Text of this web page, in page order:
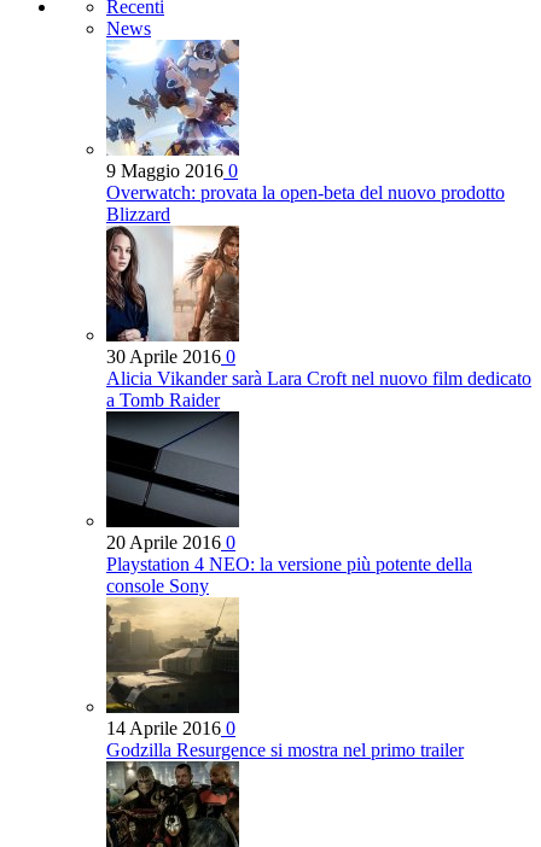
Recenti
News
9 Maggio 2016 0
Overwatch: provata la open-beta del nuovo prodotto
Blizzard
30 Aprile 2016 0
Alicia Vikander sarà Lara Croft nel nuovo film dedicato
a Tomb Raider
20 Aprile 2016 0
Playstation 4 NEO: la versione più potente della
console Sony
14 Aprile 2016 0
Godzilla Resurgence si mostra nel primo trailer